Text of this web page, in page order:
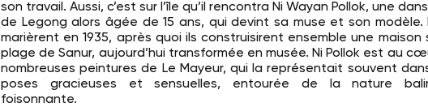
son travail. Aussi, c’est sur l’île qu’il rencontra Ni Wayan Pollok, une
de Legong alors âgée de 15 ans, qui devint sa muse et son modèle.
marièrent en 1935, après quoi ils construisirent ensemble une maison
plage de Sanur, aujourd’hui transformée en musée. Ni Pollok est au
nombreuses peintures de Le Mayeur, qui la représentait souvent
poses gracieuses et sensuelles, entourée de la nature
foisonnante.